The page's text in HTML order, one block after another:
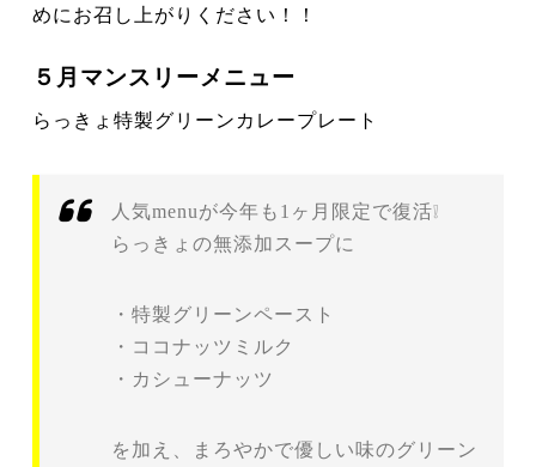
めにお召し上がりください！！
５月マンスリーメニュー
らっきょ特製グリーンカレープレート
人気menuが今年も1ヶ月限定で復活❕
らっきょの無添加スープに
・特製グリーンペースト
・ココナッツミルク
・カシューナッツ
を加え、まろやかで優しい味のグリーン